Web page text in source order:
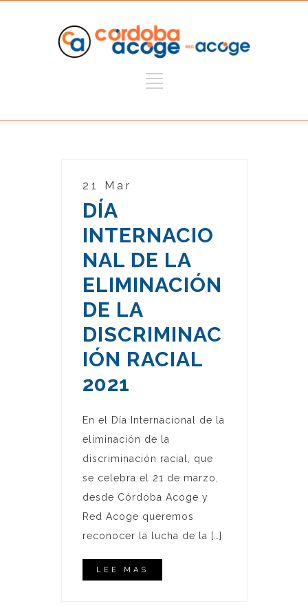
21 Mar
DÍA
INTERNACIO
NAL DE LA
ELIMINACIÓN
DE LA
DISCRIMINAC
IÓN RACIAL
2021
En el Día Internacional de la
eliminación de la
discriminación racial, que
se celebra el 21 de marzo,
desde Córdoba Acoge y
Red Acoge queremos
reconocer la lucha de la […]
LEE MAS